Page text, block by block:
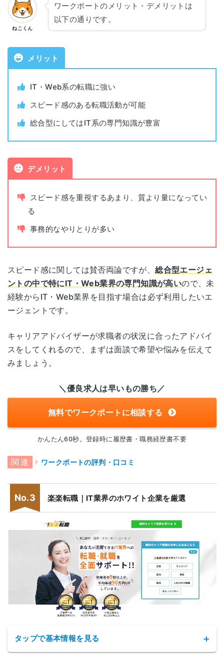
公開求人数 129,780件（2026年1月時点）
書類添削
面接指導 あり
面談可能時間
平日（9:00~22:00）
電話面談
山形
山形県山形市香澄町3-1-7
茨城
茨城県水戸市宮町1-3-41
栃木県宇都宮市大通り2-3-1
群馬県高崎市八島町65
明石屋ビル 3F
埼玉
大宮MTビル2F
リードシー千葉駅前ビル 7F
東京都豊島区東池袋3-1-1
東京都港区東新橋1-8-3
汐留エッジ4F
渋谷サクラステージ SAKURAタワー11F
横浜
神奈川県横浜市西区高島1-2-13
LG YOKOHAMA INNOVATION CENTER 1
3F
新潟県新潟市中央区東大通1-3-10
富山
富山第一生命ビルディング8F
石川県金沢市広岡1丁目1-18
金沢KSビル7F
福井
福井県福井市大手3-7-1
福井県繊協ビル10F
山梨
東武穴水ビル5F
ねこくん
ワークポートのメリット・デメリットは
以下の通りです。
メリット
IT・Web系の転職に強い
スピード感のある転職活動が可能
総合型にしてはIT系の専門知識が豊富
デメリット
スピード感を重視するあまり、質より量になってい
る
事務的なやりとりが多い
スピード感に関しては賛否両論ですが、総合型エージェ
ントの中で特にIT・Web業界の専門知識が高いので、未
経験からIT・Web業界を目指す場合は必ず利用したいエ
ージェントです。
キャリアアドバイザーが求職者の状況に合ったアドバイ
スをしてくれるので、まずは面談で希望や悩みを伝えて
みましょう。
＼優良求人は早いもの勝ち／
無料でワークポートに相談する
かんたん60秒。登録時に履歴書・職務経歴書不要
ワークポートの評判・口コミ
楽楽転職｜IT業界のホワイト企業を厳選
タップで基本情報を見る